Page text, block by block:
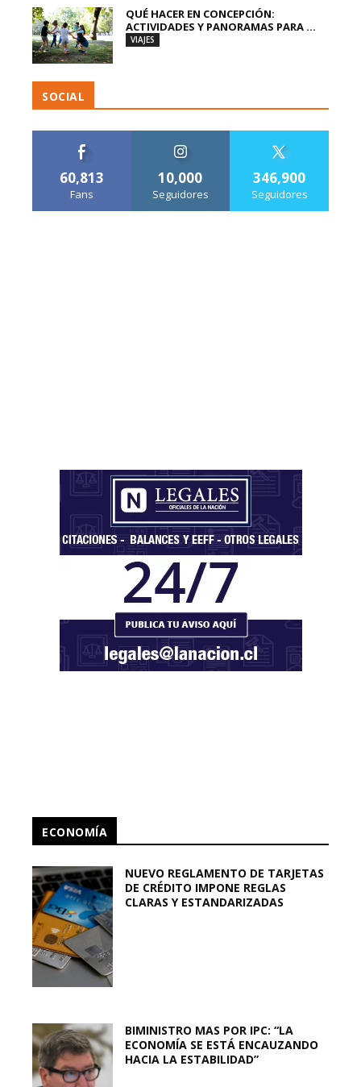
QUÉ HACER EN CONCEPCIÓN:
ACTIVIDADES Y PANORAMAS PARA ...
VIAJES
SOCIAL
60,813
Fans
10,000
Seguidores
346,900
Seguidores
ECONOMÍA
NUEVO REGLAMENTO DE TARJETAS
DE CRÉDITO IMPONE REGLAS
CLARAS Y ESTANDARIZADAS
BIMINISTRO MAS POR IPC: “LA
ECONOMÍA SE ESTÁ ENCAUZANDO
HACIA LA ESTABILIDAD”